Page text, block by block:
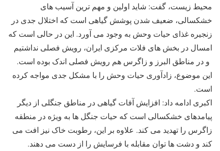
محیط زیست، گفت: شاید اولین و مهم ترین آسیب های
خشکسالی، ضعیف شدن پوشش گیاهی است که اختلال جدی در
زنجیره غذای حیات وحش به وجود می آورد. این در حالی است که
امسال در بخش های فلات مرکزی ایران، رویش فصلی نداشتیم
و در مناطق البرز و زاگرس هم رویش فصلی اندک بوده است.
این موضوع، زادآوری حیات وحش را با مشکل جدی مواجه کرده
است.
اکبری ادامه داد: افزایش آفات گیاهی در مناطق جنگلی از دیگر
پیامدهای خشکسالی است که حیات جنگل ها به ویژه در منطقه
زاگرس را تهدید می کند. علاوه بر این، رطوبت خاک نیز افت می
کند و دشت ها توان مقابله با فرسایش را از دست می دهند.